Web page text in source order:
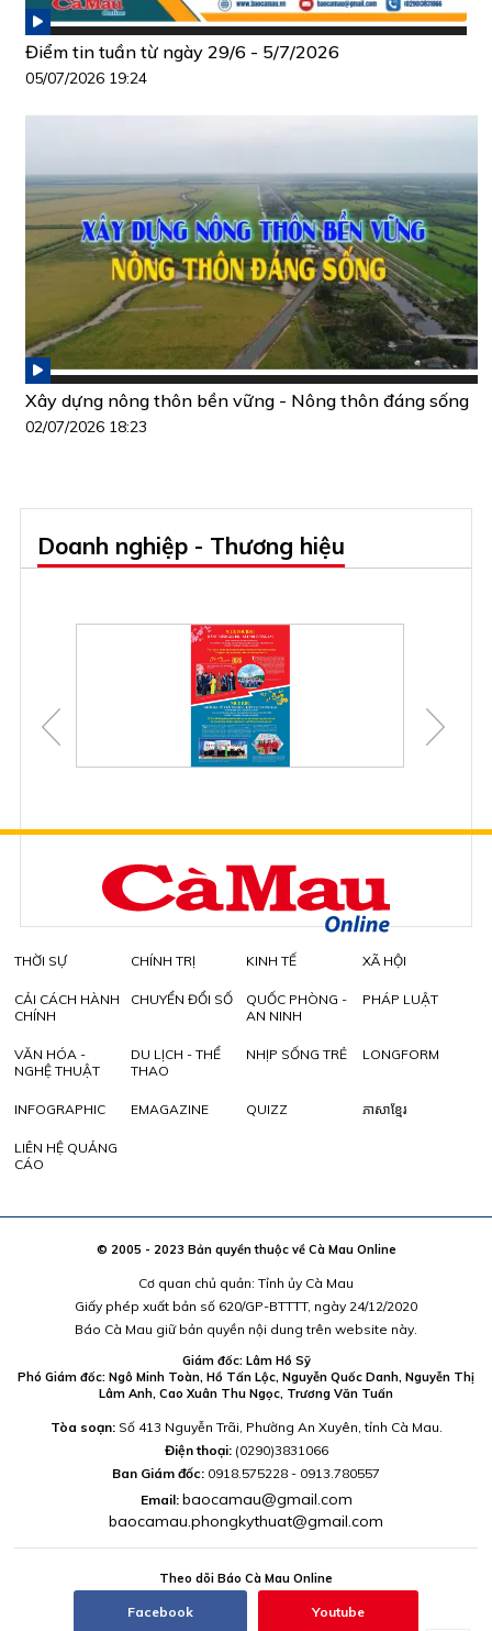
Điểm tin tuần từ ngày 29/6 - 5/7/2026
05/07/2026 19:24
Xây dựng nông thôn bền vững - Nông thôn đáng sống
02/07/2026 18:23
Doanh nghiệp - Thương hiệu
THỜI SỰ CHÍNH TRỊ KINH TẾ XÃ HỘI
CẢI CÁCH HÀNH
CHÍNH
CHUYỂN ĐỔI SỐ
QUỐC PHÒNG -
AN NINH
PHÁP LUẬT
VĂN HÓA -
NGHỆ THUẬT
DU LỊCH - THỂ
THAO
NHỊP SỐNG TRẺ LONGFORM
INFOGRAPHIC EMAGAZINE QUIZZ ភាសាខ្មែរ
LIÊN HỆ QUẢNG
CÁO
© 2005 - 2023 Bản quyền thuộc về Cà Mau Online
Cơ quan chủ quản: Tỉnh ủy Cà Mau
Giấy phép xuất bản số 620/GP-BTTTT, ngày 24/12/2020
Báo Cà Mau giữ bản quyền nội dung trên website này.
Giám đốc: Lâm Hồ Sỹ
Phó Giám đốc: Ngô Minh Toàn, Hồ Tấn Lộc, Nguyễn Quốc Danh, Nguyễn Thị
Lâm Anh, Cao Xuân Thu Ngọc, Trương Văn Tuấn
Tòa soạn:Số 413 Nguyễn Trãi, Phường An Xuyên, tỉnh Cà Mau.
Điện thoại: (0290)3831066
Ban Giám đốc: 0918.575228 - 0913.780557
Email: baocamau@gmail.com
baocamau.phongkythuat@gmail.com
Theo dõi Báo Cà Mau Online
Facebook Youtube